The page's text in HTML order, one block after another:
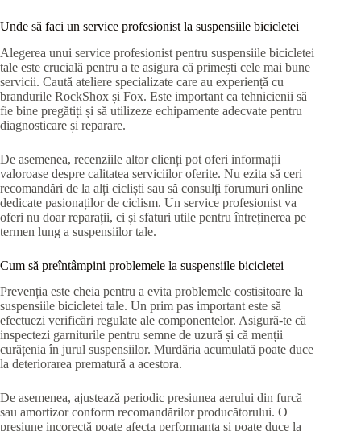
Unde să faci un service profesionist la suspensiile bicicletei
Alegerea unui service profesionist pentru suspensiile bicicletei
tale este crucială pentru a te asigura că primești cele mai bune
servicii. Caută ateliere specializate care au experiență cu
brandurile RockShox și Fox. Este important ca tehnicienii să
fie bine pregătiți și să utilizeze echipamente adecvate pentru
diagnosticare și reparare.
De asemenea, recenziile altor clienți pot oferi informații
valoroase despre calitatea serviciilor oferite. Nu ezita să ceri
recomandări de la alți cicliști sau să consulți forumuri online
dedicate pasionaților de ciclism. Un service profesionist va
oferi nu doar reparații, ci și sfaturi utile pentru întreținerea pe
termen lung a suspensiilor tale.
Cum să preîntâmpini problemele la suspensiile bicicletei
Prevenția este cheia pentru a evita problemele costisitoare la
suspensiile bicicletei tale. Un prim pas important este să
efectuezi verificări regulate ale componentelor. Asigură-te că
inspectezi garniturile pentru semne de uzură și că menții
curățenia în jurul suspensiilor. Murdăria acumulată poate duce
la deteriorarea prematură a acestora.
De asemenea, ajustează periodic presiunea aerului din furcă
sau amortizor conform recomandărilor producătorului. O
presiune incorectă poate afecta performanța și poate duce la